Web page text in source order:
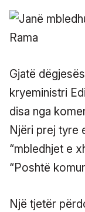
Gjatë
kryeministri
disa nga
Njëri prej tyre
“mbledhjet e
“Poshtë
Një tjetër